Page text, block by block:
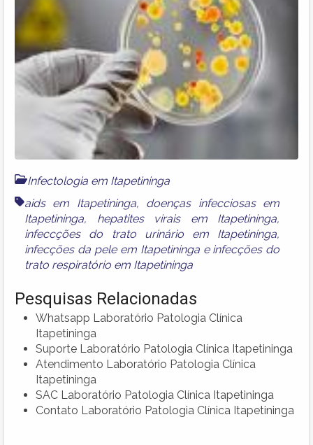
Infectologia em Itapetininga
aids em Itapetininga, doenças infecciosas em
Itapetininga, hepatites virais em Itapetininga,
infeccções do trato urinário em Itapetininga,
infecções da pele em Itapetiningae infecções do
trato respiratório em Itapetininga
Pesquisas Relacionadas
Whatsapp Laboratório Patologia Clínica
Itapetininga
Suporte Laboratório Patologia Clínica Itapetininga
Atendimento Laboratório Patologia Clínica
Itapetininga
SAC Laboratório Patologia Clínica Itapetininga
Contato Laboratório Patologia Clínica Itapetininga